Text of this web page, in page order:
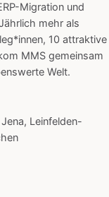
Migration und
mehr als
10 attraktive
MMS gemeinsam
Welt.
Leinfelden-